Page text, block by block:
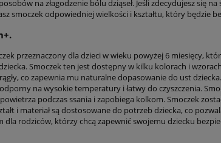
na złagodzenie bólu dziąseł. Jeśli zdecydujesz się
smoczek odpowiedniej wielkości i kształtu, który będzie
przeznaczony dla dzieci w wieku powyżej 6 miesięcy,
Smoczek ten jest dostępny w kilku kolorach i
co zapewnia mu naturalne dopasowanie do ust
na wysokie temperatury i łatwy do czyszczenia.
podczas ssania i zapobiega kolkom. Smoczek
i materiał są dostosowane do potrzeb dziecka, co
rodziców, którzy chcą zapewnić swojemu dziecku